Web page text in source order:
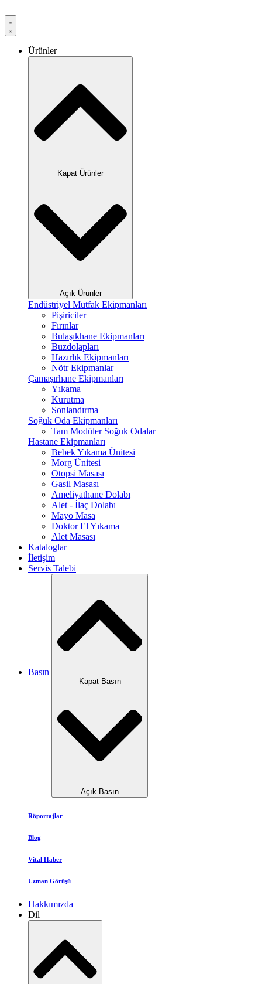
Ürünler
Kapat Ürünler
Açık Ürünler
Endüstriyel Mutfak Ekipmanları
Pişiriciler
Fırınlar
Bulaşıkhane Ekipmanları
Buzdolapları
Hazırlık Ekipmanları
Nötr Ekipmanlar
Çamaşırhane Ekipmanları
Yıkama
Kurutma
Sonlandırma
Soğuk Oda Ekipmanları
Tam Modüler Soğuk Odalar
Hastane Ekipmanları
Bebek Yıkama Ünitesi
Morg Ünitesi
Otopsi Masası
Gasil Masası
Ameliyathane Dolabı
Alet - İlaç Dolabı
Mayo Masa
Doktor El Yıkama
Alet Masası
Kataloglar
İletişim
Servis Talebi
Basın
Kapat Basın
Açık Basın
Röportajlar
Blog
Vital Haber
Uzman Görüşü
Hakkımızda
Dil